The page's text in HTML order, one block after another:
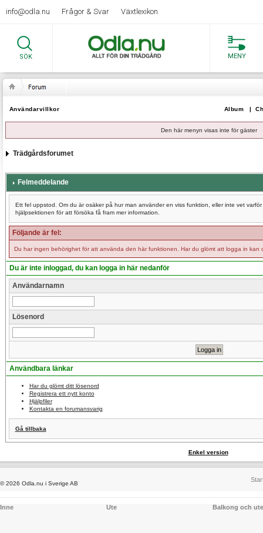
info@odla.nu Frågor & Svar Växtlexikon
SÖK MENY
Användarvillkor Album |
Den här menyn visas inte för gäster
Trädgårdsforumet
Felmeddelande
Ett fel uppstod. Om du är osäker på hur man använder en viss funktion, eller inte vet
hjälpsektionen för att försöka få fram mer information.
Följande är fel:
Du har ingen behörighet för att använda den här funktionen. Har du glömt att logga in kan
Du är inte inloggad, du kan logga in här nedanför
Användarnamn
Lösenord
Användbara länkar
Har du glömt ditt lösenord
Registrera ett nytt konto
Hjälpfiler
Kontakta en forumansvarig
Gå tillbaka
Enkel version
© 2026 Odla.nu i Sverige AB
Inne Ute Balkong och